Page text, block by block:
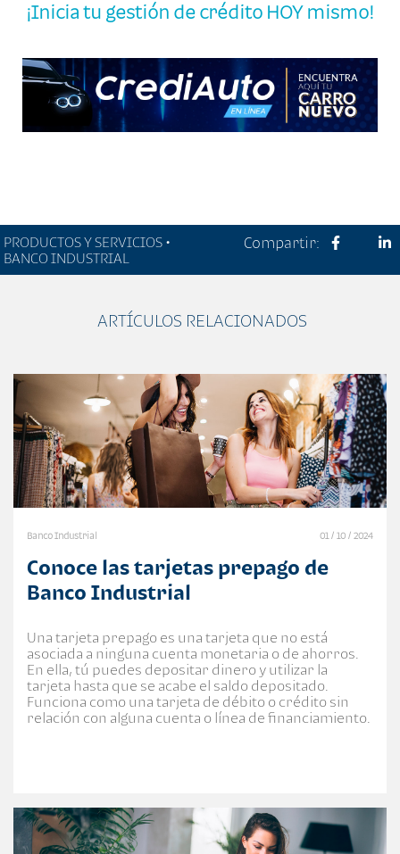
¡Inicia tu gestión de crédito HOY mismo!
PRODUCTOS Y SERVICIOS •
BANCO INDUSTRIAL
Compartir:
ARTÍCULOS RELACIONADOS
Banco Industrial 01 / 10 / 2024
Conoce las tarjetas prepago de
Banco Industrial
Una tarjeta prepago es una tarjeta que no está
asociada a ninguna cuenta monetaria o de ahorros.
En ella, tú puedes depositar dinero y utilizar la
tarjeta hasta que se acabe el saldo depositado.
Funciona como una tarjeta de débito o crédito sin
relación con alguna cuenta o línea de financiamiento.